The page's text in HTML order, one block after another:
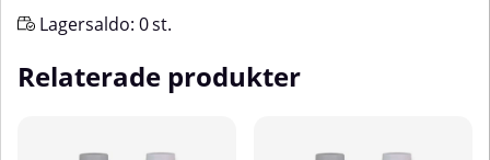
Lagersaldo: 0st.
Relaterade produkter